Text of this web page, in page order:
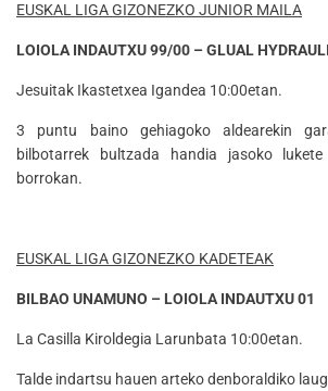
EUSKAL LIGA GIZONEZKO JUNIOR MAILA
LOIOLA INDAUTXU 99/00 – GLUAL
Jesuitak Ikastetxea Igandea 10:00etan.
3 puntu baino gehiagoko aldearekin
bilbotarrek bultzada handia jasoko
borrokan.
EUSKAL LIGA GIZONEZKO KADETEAK
BILBAO UNAMUNO – LOIOLA INDAUTXU 01
La Casilla Kiroldegia Larunbata 10:00etan.
Talde indartsu hauen arteko denboraldiko